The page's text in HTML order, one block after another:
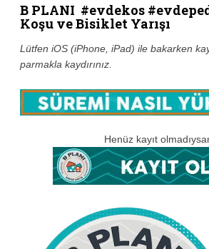
B PLANI #evdekos
Koşu ve Bisiklet Yarışı
Lütfen iOS (iPhone, iPad) ile bakarken
parmakla kaydırınız.
Henüz kayıt